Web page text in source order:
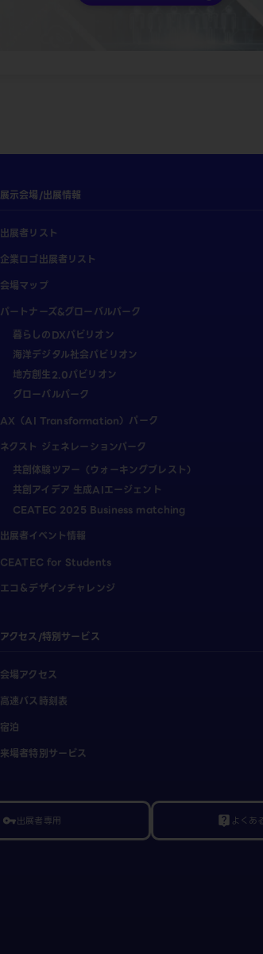
展示会場/出展情報
出展者リスト
企業ロゴ出展者リスト
会場マップ
パートナーズ&グローバルパーク
暮らしのDXパビリオン
海洋デジタル社会パビリオン
地方創生2.0パビリオン
グローバルパーク
AX（AI Transformation）パーク
ネクスト ジェネレーションパーク
共創体験ツアー（ウォーキングブレスト）
共創アイデア 生成AIエージェント
CEATEC 2025 Business matching
出展者イベント情報
CEATEC for Students
エコ＆デザインチャレンジ
アクセス/特別サービス
会場アクセス
高速バス時刻表
宿泊
来場者特別サービス
vpn_key出展者専用 live_help よくあ